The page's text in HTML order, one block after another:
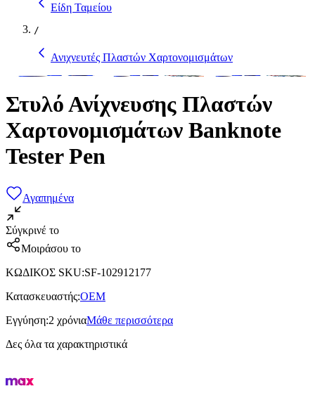
Είδη Ταμείου
/
Ανιχνευτές Πλαστών Χαρτονομισμάτων
Στυλό Ανίχνευσης Πλαστών
Χαρτονομισμάτων Banknote
Tester Pen
Αγαπημένα
Σύγκρινέ το
Μοιράσου το
ΚΩΔΙΚΟΣ SKU:SF-102912177
Κατασκευαστής:OEM
Εγγύηση:2 χρόνιαΜάθε περισσότερα
Δες όλα τα χαρακτηριστικά